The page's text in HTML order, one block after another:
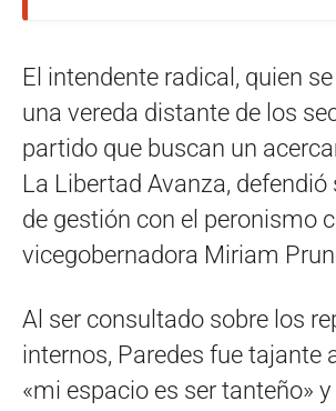
El intendente radical, quien
una vereda distante de los
partido que buscan un
La Libertad Avanza, defendió
de gestión con el peronismo
vicegobernadora Miriam
Al ser consultado sobre los
internos, Paredes fue tajante
«mi espacio es ser tanteño»